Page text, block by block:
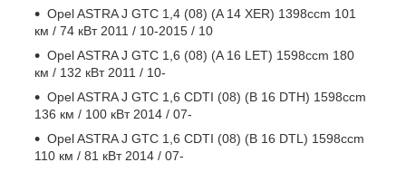
Opel ASTRA J GTC 1,4 (08) (A 14 XER) 1398ccm 101
км / 74 кВт 2011 / 10-2015 / 10
Opel ASTRA J GTC 1,6 (08) (A 16 LET) 1598ccm 180
км / 132 кВт 2011 / 10-
Opel ASTRA J GTC 1,6 CDTI (08) (B 16 DTH) 1598ccm
136 км / 100 кВт 2014 / 07-
Opel ASTRA J GTC 1,6 CDTI (08) (B 16 DTL) 1598ccm
110 км / 81 кВт 2014 / 07-